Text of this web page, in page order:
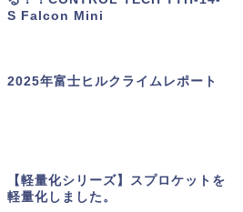
S Falcon Mini
2025年富士ヒルクライムレポート
【軽量化シリーズ】スプロケットを
軽量化しました。